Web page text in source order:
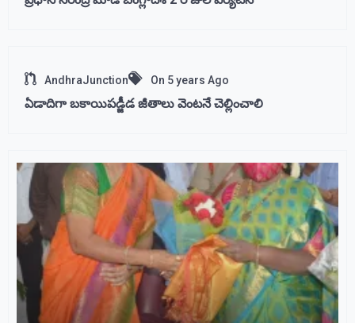
AndhraJunction On 5 years Ago
ఏడాదిగా బకాయిపడ్జీడ జీతాలు వెంటనే చెల్లించాలి